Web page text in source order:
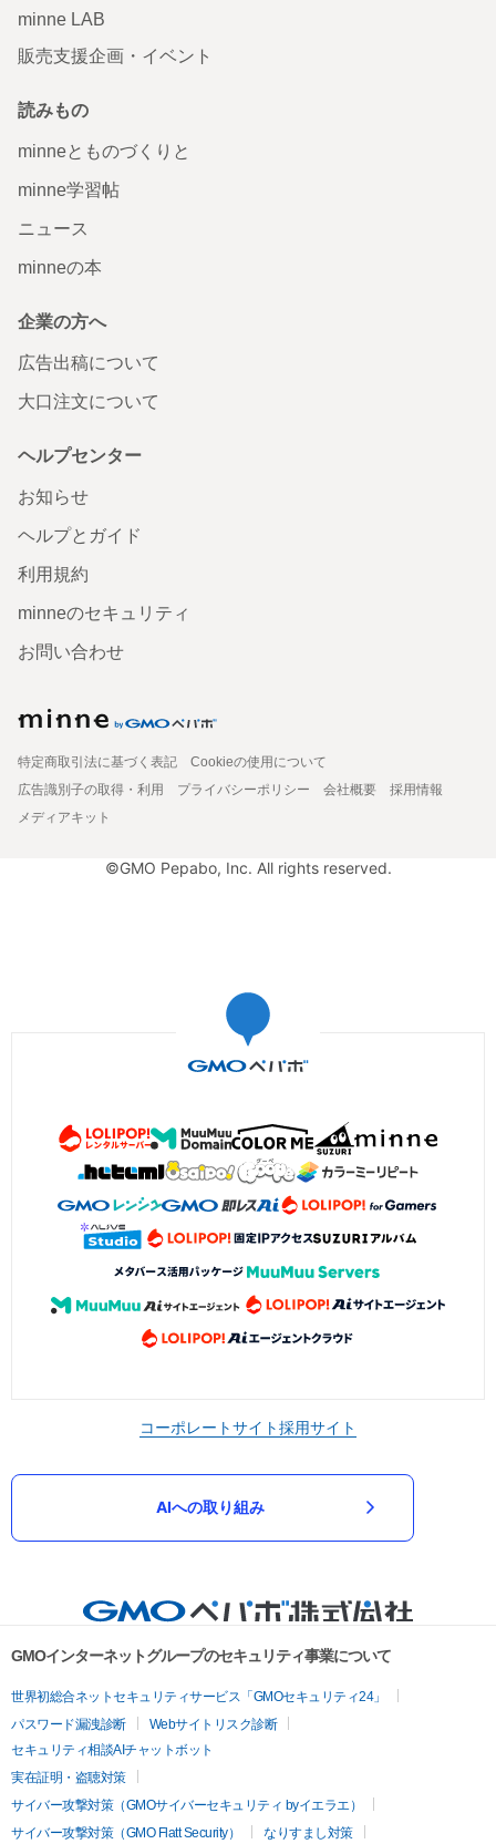
minne LAB
販売支援企画・イベント
読みもの
minneとものづくりと
minne学習帖
ニュース
minneの本
企業の方へ
広告出稿について
大口注文について
ヘルプセンター
お知らせ
ヘルプとガイド
利用規約
minneのセキュリティ
お問い合わせ
特定商取引法に基づく表記
Cookieの使用について
広告識別子の取得・利用
プライバシーポリシー 会社概要
採用情報
メディアキット
©GMO Pepabo, Inc. All rights reserved.
コーポレートサイト採用サイト
AIへの取り組み
GMOインターネットグループのセキュリティ事業について
世界初総合ネットセキュリティサービス「GMOセキュリティ24」
パスワード漏洩診断
Webサイトリスク診断
セキュリティ相談AIチャットボット
実在証明・盗聴対策
サイバー攻撃対策（GMOサイバーセキュリティ byイエラエ）
サイバー攻撃対策（GMO Flatt Security）
なりすまし対策